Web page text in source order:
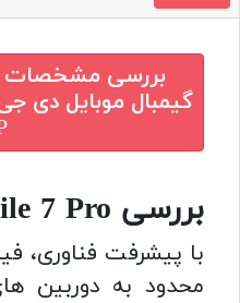
بررسی مشخصات
بررسی Osmo Mobile 7 Pro
با پیشرفت فناوری،
محدود به دوربین